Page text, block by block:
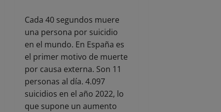
Cada 40 segundos muere
una persona por suicidio
en el mundo. En España es
el primer motivo de muerte
por causa externa. Son 11
personas al día. 4.097
suicidios en el año 2022, lo
que supone un aumento